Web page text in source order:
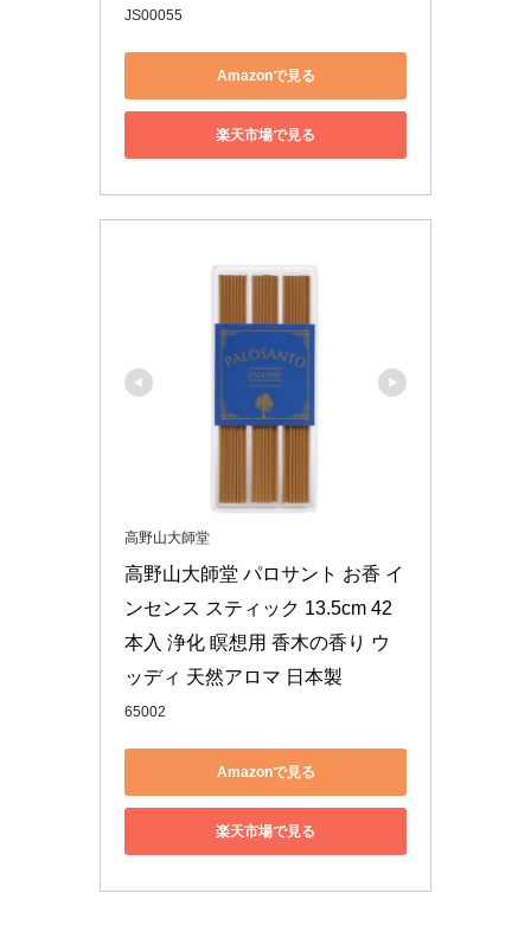
JS00055
Amazonで見る
楽天市場で見る
高野山大師堂
高野山大師堂 パロサント お香 イ
ンセンス スティック 13.5cm 42
本入 浄化 瞑想用 香木の香り ウ
ッディ 天然アロマ 日本製
65002
Amazonで見る
楽天市場で見る